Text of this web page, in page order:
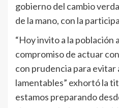
gobierno del cambio
de la mano, con la
“Hoy invito a la población
compromiso de actuar
con prudencia para evitar
lamentables” exhortó la
estamos preparando